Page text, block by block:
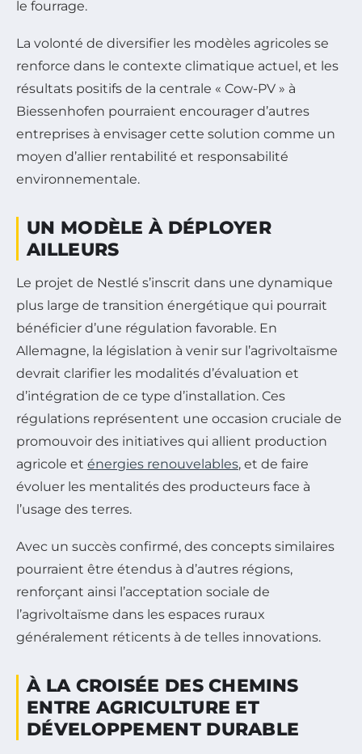
le fourrage.
La volonté de diversifier les modèles agricoles se
renforce dans le contexte climatique actuel, et les
résultats positifs de la centrale « Cow-PV » à
Biessenhofen pourraient encourager d’autres
entreprises à envisager cette solution comme un
moyen d’allier rentabilité et responsabilité
environnementale.
UN MODÈLE À DÉPLOYER
AILLEURS
Le projet de Nestlé s’inscrit dans une dynamique
plus large de transition énergétique qui pourrait
bénéficier d’une régulation favorable. En
Allemagne, la législation à venir sur l’agrivoltaïsme
devrait clarifier les modalités d’évaluation et
d’intégration de ce type d’installation. Ces
régulations représentent une occasion cruciale de
promouvoir des initiatives qui allient production
agricole et énergies renouvelables, et de faire
évoluer les mentalités des producteurs face à
l’usage des terres.
Avec un succès confirmé, des concepts similaires
pourraient être étendus à d’autres régions,
renforçant ainsi l’acceptation sociale de
l’agrivoltaïsme dans les espaces ruraux
généralement réticents à de telles innovations.
À LA CROISÉE DES CHEMINS
ENTRE AGRICULTURE ET
DÉVELOPPEMENT DURABLE